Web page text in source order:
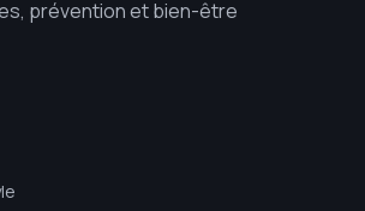
prévention et bien-être